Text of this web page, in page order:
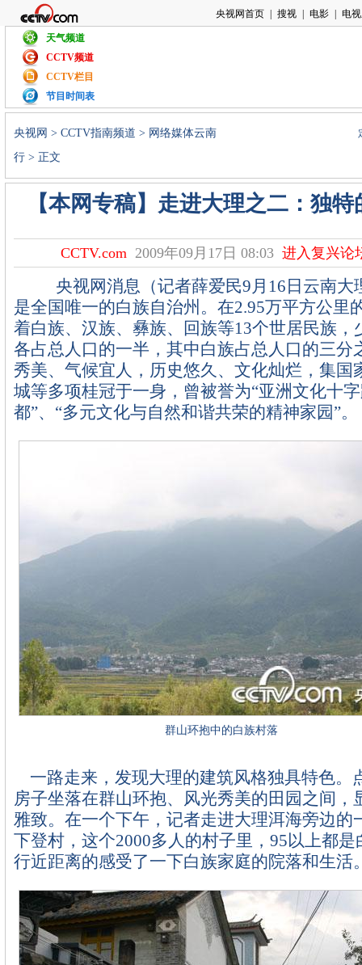
天气频道
CCTV频道
CCTV栏目
节目时间表
央视网 > CCTV指南频道 > 网络媒体云南
行 > 正文
【本网专稿】走进大理之二：独
CCTV.com 2009年09月17日 08:03 进入复兴论
央视网消息（记者薛爱民9月16日云南大
是全国唯一的白族自治州。在2.95万平方公里
着白族、汉族、彝族、回族等13个世居民族，
各占总人口的一半，其中白族占总人口的三分
秀美、气候宜人，历史悠久、文化灿烂，集国
城等多项桂冠于一身，曾被誉为“亚洲文化十
都”、“多元文化与自然和谐共荣的精神家园”。
群山环抱中的白族村落
一路走来，发现大理的建筑风格独具特色。
房子坐落在群山环抱、风光秀美的田园之间，
雅致。在一个下午，记者走进大理洱海旁边的
下登村，这个2000多人的村子里，95以上都
行近距离的感受了一下白族家庭的院落和生活